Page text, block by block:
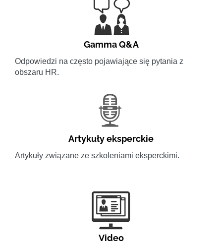
Gamma Q&A
Odpowiedzi na często pojawiające się pytania z
obszaru HR.
Artykuły eksperckie
Artykuły związane ze szkoleniami eksperckimi.
Video